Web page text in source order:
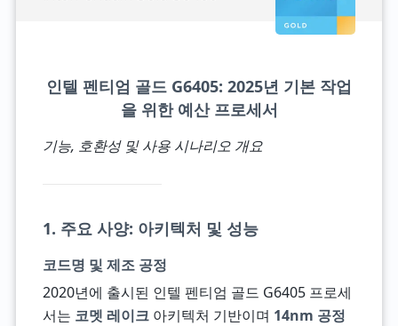
인텔 펜티엄 골드 G6405: 2025년 기본 작업
을 위한 예산 프로세서
기능, 호환성 및 사용 시나리오 개요
1. 주요 사양: 아키텍처 및 성능
코드명 및 제조 공정
2020년에 출시된 인텔 펜티엄 골드 G6405 프로세
서는 코멧 레이크아키텍처 기반이며 14nm 공정